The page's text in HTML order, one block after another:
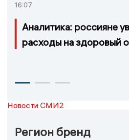
16:07
Аналитика: россияне
расходы на здоровый
Новости СМИ2
Регион бренд